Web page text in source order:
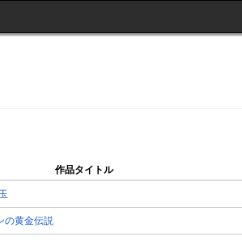
作品タイトル
の黄金伝説